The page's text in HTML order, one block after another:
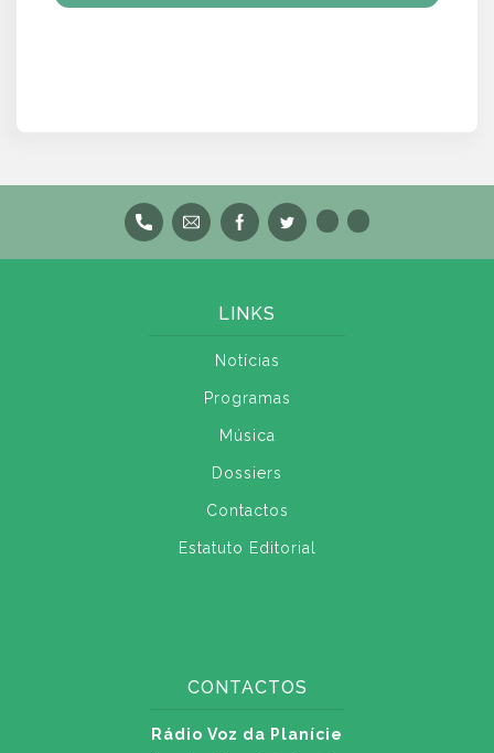
LINKS
Notícias
Programas
Música
Dossiers
Contactos
Estatuto Editorial
CONTACTOS
Rádio Voz da Planície